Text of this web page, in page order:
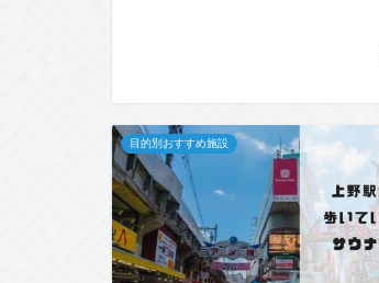
目的別おすすめ施設